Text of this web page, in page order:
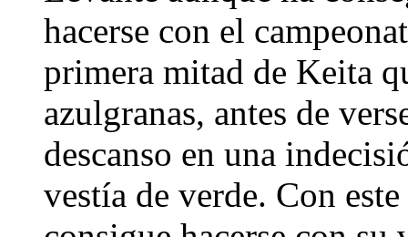
hacerse con el
primera mitad de Keita
azulgranas, antes de
descanso en una
vestía de verde. Con